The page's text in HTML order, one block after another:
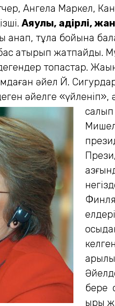
Ангела Маркел,
Аяулы, қадірлі,
қанап, тұла бойына
қатырып жатпайды.
топастар.
әйел Й.
әйелге «үйленіп»,
бере
қырық